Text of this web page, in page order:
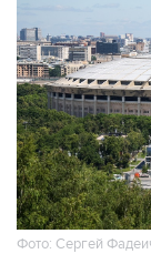
Фото: Сергей